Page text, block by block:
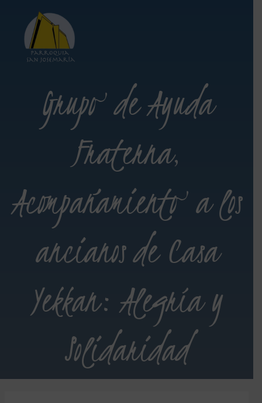
Grupo de Ayuda
Fraterna,
Acompañamiento a los
ancianos de Casa
Yekkan: Alegría y
Solidaridad